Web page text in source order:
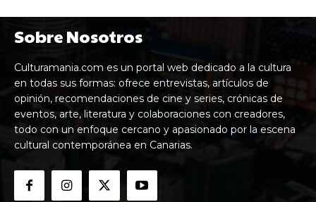
Sobre Nosotros
Culturamania.com es un portal web dedicado a la cultura
en todas sus formas: ofrece entrevistas, artículos de
opinión, recomendaciones de cine y series, crónicas de
eventos, arte, literatura y colaboraciones con creadores,
todo con un enfoque cercano y apasionado por la escena
cultural contemporánea en Canarias.